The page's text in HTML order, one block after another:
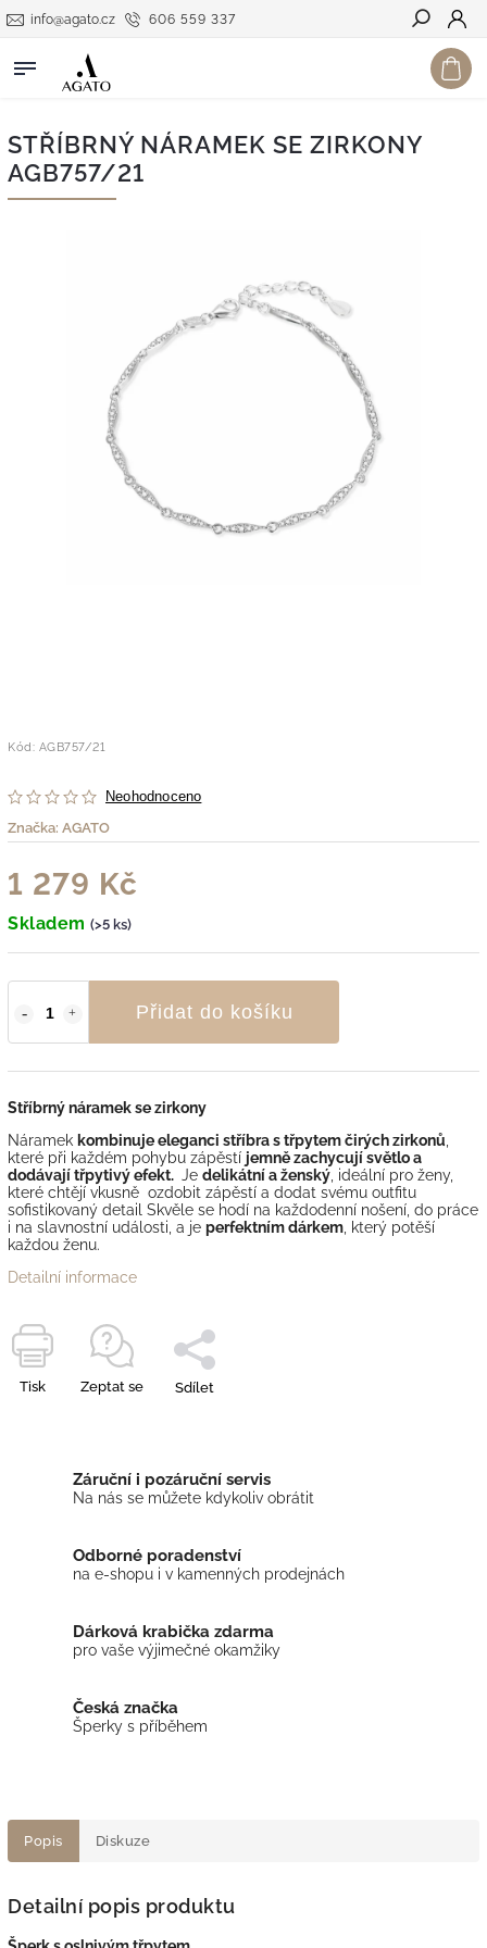
606 559 337
info@agato.cz
Hledat
STŘÍBRNÝ NÁRAMEK SE ZIRKONY
AGB757/21
Kód: AGB757/21
Neohodnoceno
Značka: AGATO
1 279 Kč
Skladem (>5 ks)
Přidat do košíku
Stříbrný náramek se zirkony
Náramek kombinuje eleganci stříbra s třpytem čirých zirkonů
které při každém pohybu zápěstí jemně zachycují světlo a
dodávají třpytivý efekt. Je delikátní a ženský , ideální pro ženy,
které chtějí vkusně ozdobit zápěstí a dodat svému outfitu
sofistikovaný detail Skvěle se hodí na každodenní nošení, do práce
i na slavnostní události, a je perfektním dárkem , který potěší
každou ženu.
Detailní informace
Tisk Zeptat se Sdílet
Záruční i pozáruční servis
Na nás se můžete kdykoliv obrátit
Odborné poradenství
na e-shopu i v kamenných prodejnách
Dárková krabička zdarma
pro vaše výjimečné okamžiky
Česká značka
Šperky s příběhem
Popis Diskuze
Detailní popis produktu